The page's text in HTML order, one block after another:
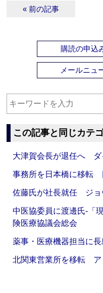
« 前の記事
購読の申込
メールニュ
この記事と同じカテ
大津賀会長が退任へ ダ
事務所を日本橋に移転
佐藤氏が社長就任 ジョ
中医協委員に渡邊氏‐「
険医療協議会総会
薬事・医療機器担当に
北関東営業所を移転 ア